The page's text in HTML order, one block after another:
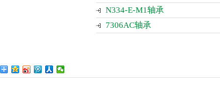
N334-E-M1轴承
7306AC轴承